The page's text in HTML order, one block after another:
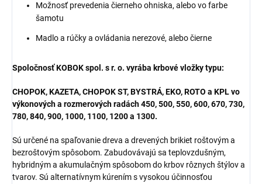
Možnosť prevedenia čierneho ohniska, alebo vo farbe
šamotu
Madlo a rúčky a ovládania nerezové, alebo čierne
Spoločnosť KOBOK spol. s r. o. vyrába krbové vložky typu:
CHOPOK, KAZETA, CHOPOK ST, BYSTRÁ, EKO, ROTO a KPL vo
výkonových a rozmerových radách 450, 500, 550, 600, 670, 730,
780, 840, 900, 1000, 1100, 1200 a 1300.
Sú určené na spaľovanie dreva a drevených brikiet roštovým a
bezroštovým spôsobom. Zabudovávajú sa teplovzdušným,
hybridným a akumulačným spôsobom do krbov rôznych štýlov a
tvarov. Sú alternatívnym kúrením s vysokou účinnosťou